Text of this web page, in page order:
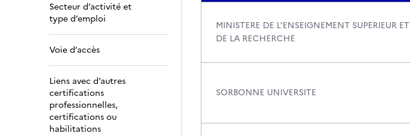
Secteur d’activité et
type d’emploi
Voie d’accès
Liens avec d’autres
certifications
professionnelles,
certifications ou
habilitations
MINISTERE DE L'ENSEIGNEMENT SUPERIEUR ET
DE LA RECHERCHE
SORBONNE UNIVERSITE